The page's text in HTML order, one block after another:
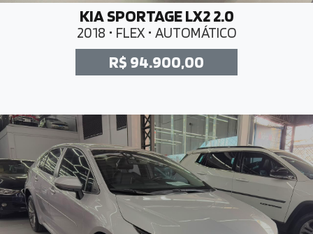
KIA SPORTAGE LX2 2.0
2018 • FLEX • AUTOMÁTICO
R$ 94.900,00